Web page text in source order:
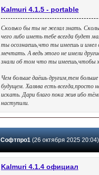
Kalmuri 4.1.5 - portable
Сколько бы ты не желал знать.
чего либо иметь тебе всегда будет
ты осознаешь,что ты имеешь и имел
мечтать. А ведь этого не имели
знали об том что ты имеешь,чтобы
Чем больше даёшь другим,тем больше
будущем. Халява есть всегда,просто
искать. Дари благо пока жив ибо
наступили.
Софтпро1(26 октября 2025 20:04) Сообщение
Kalmuri 4.1.4 официал